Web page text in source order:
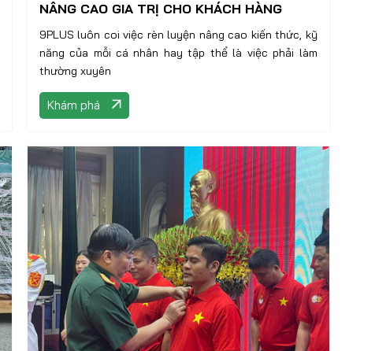
NÂNG CAO GIA TRỊ CHO KHÁCH HÀNG
9PLUS luôn coi việc rèn luyện nâng cao kiến thức, kỹ
năng của mỗi cá nhân hay tập thể là việc phải làm
thường xuyên
Khám phá